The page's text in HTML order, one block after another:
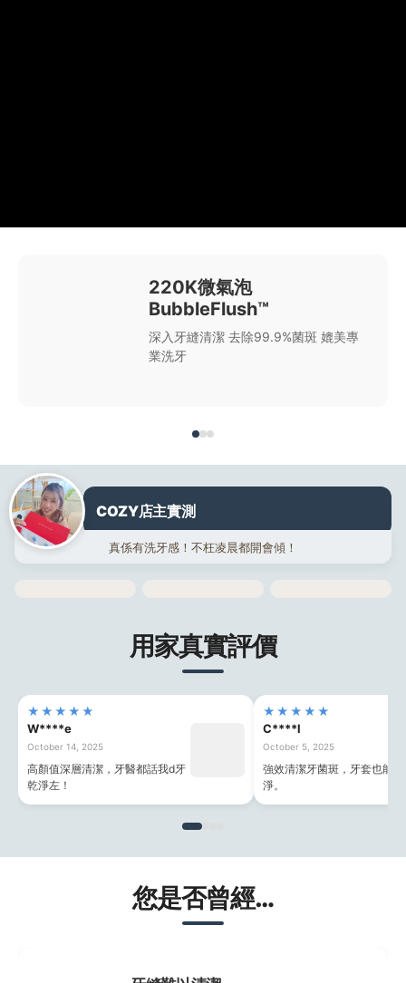
220K微氣泡
BubbleFlush™
深入牙縫清潔 去除99.9%菌斑 媲美專
業洗牙
COZY店主實測
真係有洗牙感！不枉凌晨都開會傾！
用家真實評價
★★★★★
W****e
October 14, 2025
高顏值深層清潔，牙醫都話我d牙
乾淨左！
★★★★★
C****l
October 5, 2025
強效清潔牙菌斑，牙套也能
淨。
您是否曾經…